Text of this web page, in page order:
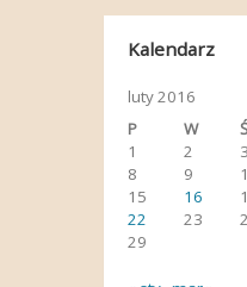
Kalendarz
luty 2016
P
W Ś
1
2 3
8
9
15
16
22
23
29